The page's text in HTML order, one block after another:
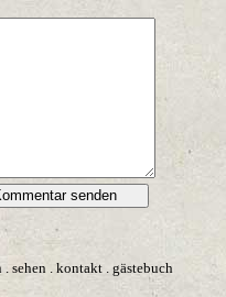
. sehen. kontakt. gästebuch